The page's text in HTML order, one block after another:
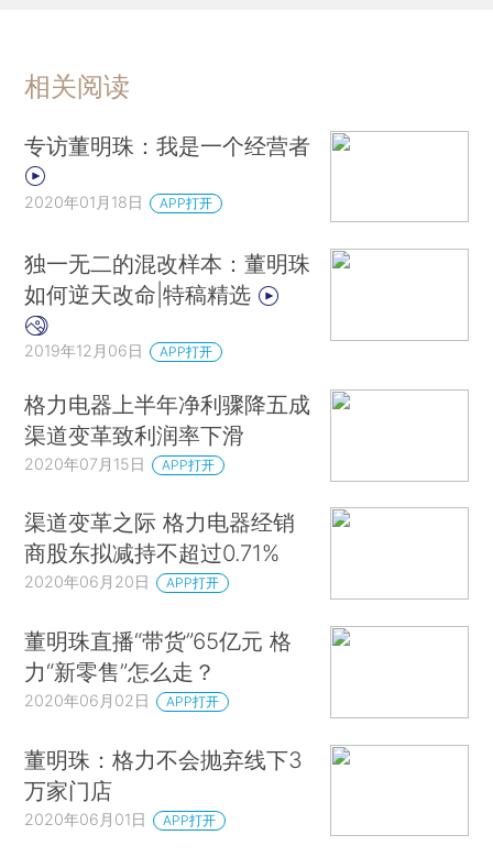
相关阅读
专访董明珠：我是一个经营者
2020年01月18日 APP打开
独一无二的混改样本：董明珠
如何逆天改命|特稿精选
2019年12月06日 APP打开
格力电器上半年净利骤降五成
渠道变革致利润率下滑
2020年07月15日 APP打开
渠道变革之际 格力电器经销
商股东拟减持不超过0.71%
2020年06月20日 APP打开
董明珠直播“带货”65亿元 格
力“新零售”怎么走？
2020年06月02日 APP打开
董明珠：格力不会抛弃线下3
万家门店
2020年06月01日 APP打开